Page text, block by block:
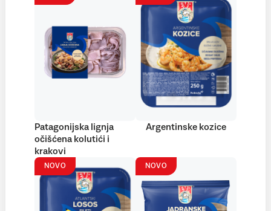
Patagonijska lignja
očišćena kolutići i
krakovi
Argentinske kozice
NOVO NOVO